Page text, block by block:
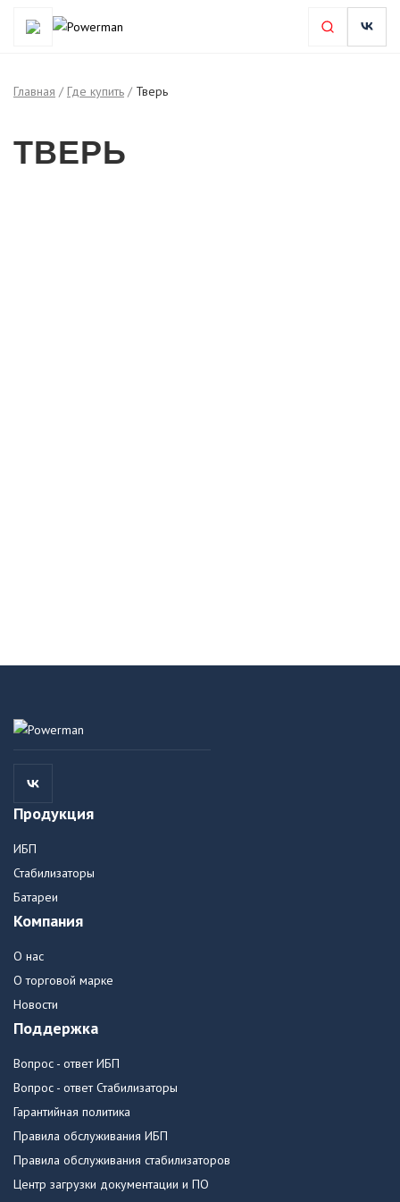
Главная / Где купить / Тверь
ТВЕРЬ
Продукция
ИБП
Стабилизаторы
Батареи
Компания
О нас
О торговой марке
Новости
Поддержка
Вопрос - ответ ИБП
Вопрос - ответ Стабилизаторы
Гарантийная политика
Правила обслуживания ИБП
Правила обслуживания стабилизаторов
Центр загрузки документации и ПО